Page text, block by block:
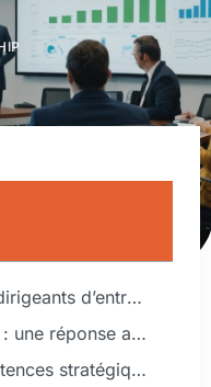
L’évolution du rôle des dirigeants d’entreprise
Les formations inédites : une réponse adaptée
Développer des compétences stratégiques essentielles